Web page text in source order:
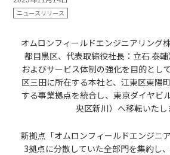
ニュースリリース
オムロンフィールドエンジニアリング
都目黒区、代表取締役社長：立石 泰
およびサービス体制の強化を目的とし
区三田に所在する本社と、江東区東陽
する事業拠点を統合し、東京ダイヤビ
央区新川）へ移転いたし
新拠点「オムロンフィールドエンジニ
3拠点に分散していた全部門を集約し